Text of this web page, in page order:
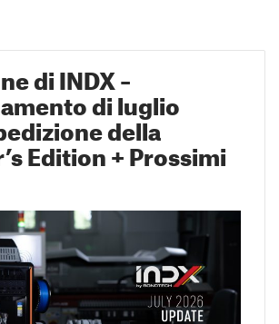
di INDX –
di luglio
della
Edition + Prossimi